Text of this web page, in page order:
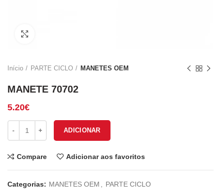
Início PARTE CICLO MANETES OEM
MANETE 70702
5.20€
ADICIONAR
Compare Adicionar aos favoritos
Categorias: MANETES OEM PARTE CICLO